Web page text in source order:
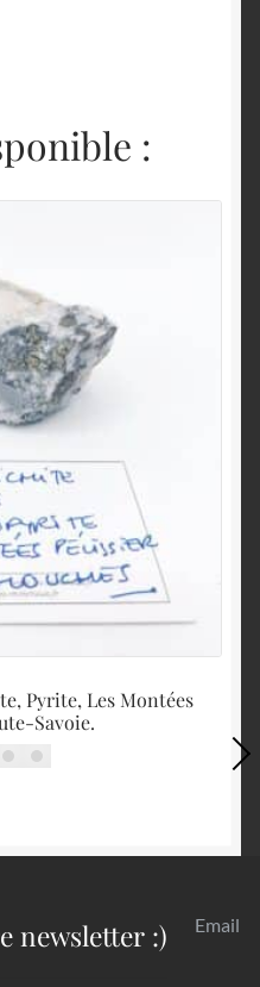
:
Pyrite, Les Montées
Savoie.
newsletter :) Email